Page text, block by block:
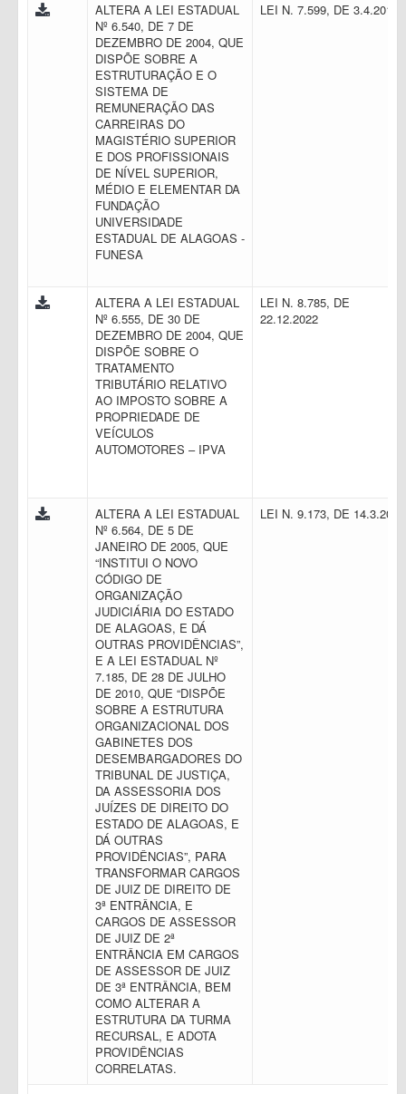
ALTERA A LEI ESTADUAL
Nº 6.540, DE 7 DE
DEZEMBRO DE 2004, QUE
DISPÕE SOBRE A
ESTRUTURAÇÃO E O
SISTEMA DE
REMUNERAÇÃO DAS
CARREIRAS DO
MAGISTÉRIO SUPERIOR
E DOS PROFISSIONAIS
DE NÍVEL SUPERIOR,
MÉDIO E ELEMENTAR DA
FUNDAÇÃO
UNIVERSIDADE
ESTADUAL DE ALAGOAS -
FUNESA
LEI N. 7.599, DE 3.4.2014
ALTERA A LEI ESTADUAL
Nº 6.555, DE 30 DE
DEZEMBRO DE 2004, QUE
DISPÕE SOBRE O
TRATAMENTO
TRIBUTÁRIO RELATIVO
AO IMPOSTO SOBRE A
PROPRIEDADE DE
VEÍCULOS
AUTOMOTORES – IPVA
LEI N. 8.785, DE
22.12.2022
ALTERA A LEI ESTADUAL
Nº 6.564, DE 5 DE
JANEIRO DE 2005, QUE
“INSTITUI O NOVO
CÓDIGO DE
ORGANIZAÇÃO
JUDICIÁRIA DO ESTADO
DE ALAGOAS, E DÁ
OUTRAS PROVIDÊNCIAS”,
E A LEI ESTADUAL Nº
7.185, DE 28 DE JULHO
DE 2010, QUE “DISPÕE
SOBRE A ESTRUTURA
ORGANIZACIONAL DOS
GABINETES DOS
DESEMBARGADORES DO
TRIBUNAL DE JUSTIÇA,
DA ASSESSORIA DOS
JUÍZES DE DIREITO DO
ESTADO DE ALAGOAS, E
DÁ OUTRAS
PROVIDÊNCIAS”, PARA
TRANSFORMAR CARGOS
DE JUIZ DE DIREITO DE
3ª ENTRÂNCIA, E
CARGOS DE ASSESSOR
DE JUIZ DE 2ª
ENTRÂNCIA EM CARGOS
DE ASSESSOR DE JUIZ
DE 3ª ENTRÂNCIA, BEM
COMO ALTERAR A
ESTRUTURA DA TURMA
RECURSAL, E ADOTA
PROVIDÊNCIAS
CORRELATAS.
LEI N. 9.173, DE